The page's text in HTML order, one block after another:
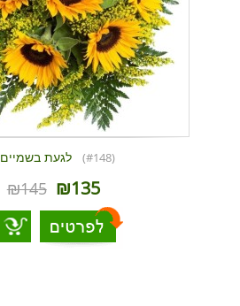
(#148) לגעת בשמיים
₪145 ₪135